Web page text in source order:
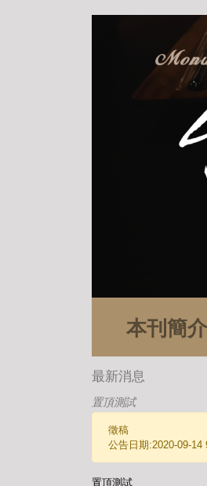
本刊簡介
最新消息
置頂測試
徵稿
公告日期:2020-09-14
置頂測試